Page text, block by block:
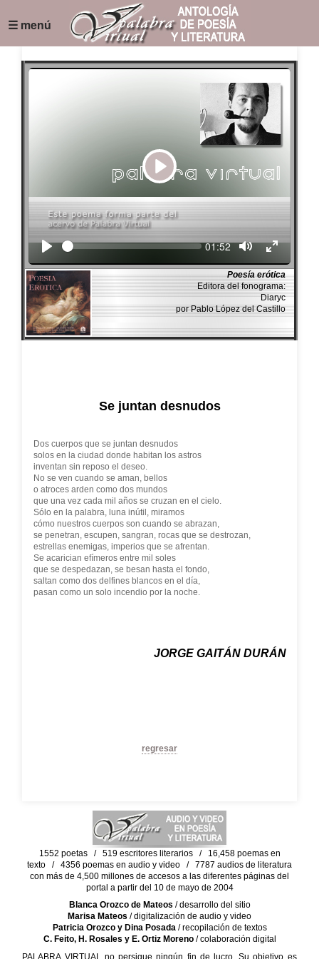
☰ menú
Play
Seek Current
01:52
Poesía erótica
Editora del fonograma:
Diaryc
por Pablo López del Castillo
Se juntan desnudos
Dos cuerpos que se juntan desnudos
solos en la ciudad donde habitan los astros
inventan sin reposo el deseo.
No se ven cuando se aman, bellos
o atroces arden como dos mundos
que una vez cada mil años se cruzan en el cielo.
Sólo en la palabra, luna inútil, miramos
cómo nuestros cuerpos son cuando se abrazan,
se penetran, escupen, sangran, rocas que se destrozan,
estrellas enemigas, imperios que se afrentan.
Se acarician efímeros entre mil soles
que se despedazan, se besan hasta el fondo,
saltan como dos delfines blancos en el día,
pasan como un solo incendio por la noche.
JORGE GAITÁN DURÁN
regresar
1552 poetas / 519 escritores literarios / 16,458 poemas en
texto / 4356 poemas en audio y video / 7787 audios de literatura
con más de 4,500 millones de accesos a las diferentes páginas del
portal a partir del 10 de mayo de 2004
Blanca Orozco de Mateos / desarrollo del sitio
Marisa Mateos / digitalización de audio y video
Patricia Orozco y Dina Posada/ recopilación de textos
C. Feito, H. Rosales y E. Ortiz Moreno/ colaboración digital
PALABRA VIRTUAL no persigue ningún fin de lucro. Su objetivo es